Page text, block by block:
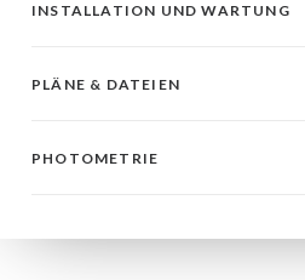
INSTALLATION UND WARTUNG
PLÄNE & DATEIEN
PHOTOMETRIE